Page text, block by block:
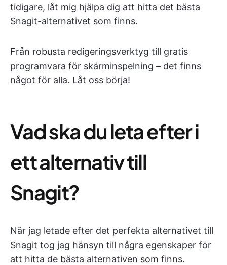
tidigare, låt mig hjälpa dig att hitta det bästa
Snagit-alternativet som finns.
Från robusta redigeringsverktyg till gratis
programvara för skärminspelning – det finns
något för alla. Låt oss börja!
Vad ska du leta efter i
ett alternativ till
Snagit?
När jag letade efter det perfekta alternativet till
Snagit tog jag hänsyn till några egenskaper för
att hitta de bästa alternativen som finns.